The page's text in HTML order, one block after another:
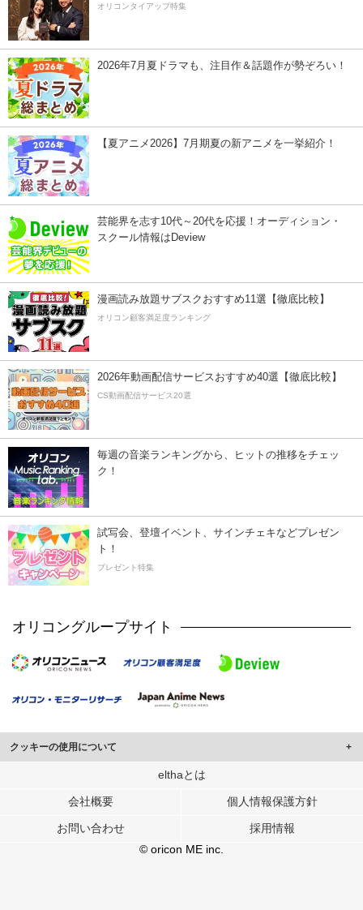
オリコンタイアップ特集
2026年7月夏ドラマも、注目作＆話題作が勢ぞろい！
【夏アニメ2026】7月期夏の新アニメを一挙紹介！
芸能界を志す10代～20代を応援！オーディション・
スクール情報はDeview
漫画読み放題サブスクおすすめ11選【徹底比較】
オリコン顧客満足度ランキング
2026年動画配信サービスおすすめ40選【徹底比較】
CS動画配信サービス20選
毎週の音楽ランキングから、ヒットの推移をチェッ
ク！
試写会、登壇イベント、サインチェキなどプレゼン
ト！
プレゼント特集
オリコングループサイト
クッキーの使用について
このサイトでは Cookie を使用して、ユーザーに合わせたコンテンツや広告の
行っています。
メディアや広告配信、データ解析の各パートナーに提供しています。
各パートナーは、この情報とユーザーが各パートナーに提供した他の情報や、
ユーザーが各パートナーのサービスを使用したときに収集した他の情報を組み
elthaとは
会社概要 個人情報保護方針
お問い合わせ
採用情報
© oricon ME inc.